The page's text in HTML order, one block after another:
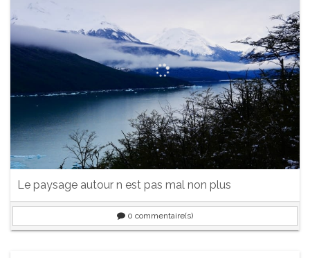
Le paysage autour n est pas mal non plus
0 commentaire(s)